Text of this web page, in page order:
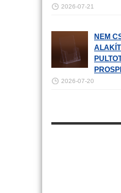
2026-07-21
NEM
2026-07-20